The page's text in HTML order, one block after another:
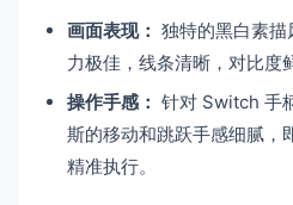
画面表现： 独特的黑白素
力极佳，线条清晰，对比度
操作手感： 针对 Switch 手
斯的移动和跳跃手感细腻，
精准执行。